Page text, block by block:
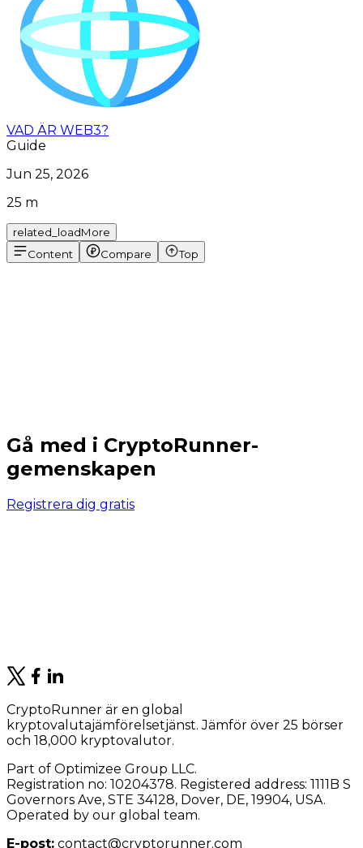
VAD ÄR WEB3?
Guide
Jun 25, 2026
25 m
related_loadMore
Content
Compare Top
Gå med i CryptoRunner-
gemenskapen
Registrera dig gratis
CryptoRunner är en global
kryptovalutajämförelsetjänst. Jämför över 25 börser
och 18,000 kryptovalutor.
Part of Optimizee Group LLC.
Registration no: 10204378. Registered address: 1111B S
Governors Ave, STE 34128, Dover, DE, 19904, USA.
Operated by our global team.
E-post: contact@cryptorunner.com